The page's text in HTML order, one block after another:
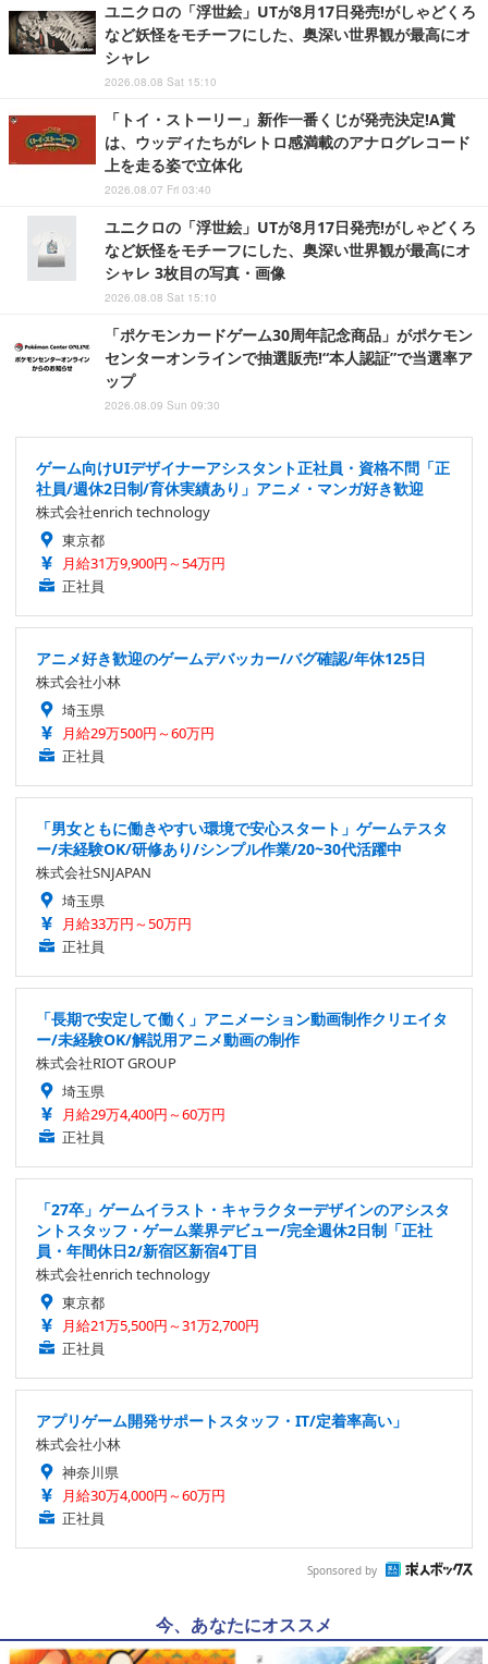
ユニクロの「浮世絵」UTが8月17日発売!がしゃどくろ
など妖怪をモチーフにした、奥深い世界観が最高にオ
シャレ
2026.08.08 Sat 15:10
「トイ・ストーリー」新作一番くじが発売決定!A賞
は、ウッディたちがレトロ感満載のアナログレコード
上を走る姿で立体化
2026.08.07 Fri 03:40
ユニクロの「浮世絵」UTが8月17日発売!がしゃどくろ
など妖怪をモチーフにした、奥深い世界観が最高にオ
シャレ 3枚目の写真・画像
2026.08.08 Sat 15:10
「ポケモンカードゲーム30周年記念商品」がポケモン
センターオンラインで抽選販売!“本人認証”で当選率ア
ップ
2026.08.09 Sun 09:30
ゲーム向けUIデザイナーアシスタント正社員・資格不問「正
社員/週休2日制/育休実績あり」アニメ・マンガ好き歓迎
株式会社enrich technology
東京都
月給31万9,900円～54万円
正社員
アニメ好き歓迎のゲームデバッカー/バグ確認/年休125日
株式会社小林
埼玉県
月給29万500円～60万円
正社員
「男女ともに働きやすい環境で安心スタート」ゲームテスタ
ー/未経験OK/研修あり/シンプル作業/20~30代活躍中
株式会社SNJAPAN
埼玉県
月給33万円～50万円
正社員
「長期で安定して働く」アニメーション動画制作クリエイタ
ー/未経験OK/解説用アニメ動画の制作
株式会社RIOT GROUP
埼玉県
月給29万4,400円～60万円
正社員
「27卒」ゲームイラスト・キャラクターデザインのアシスタ
ントスタッフ・ゲーム業界デビュー/完全週休2日制「正社
員・年間休日2/新宿区新宿4丁目
株式会社enrich technology
東京都
月給21万5,500円～31万2,700円
正社員
アプリゲーム開発サポートスタッフ・IT/定着率高い」
株式会社小林
神奈川県
月給30万4,000円～60万円
正社員
Sponsored by
今、あなたにオススメ